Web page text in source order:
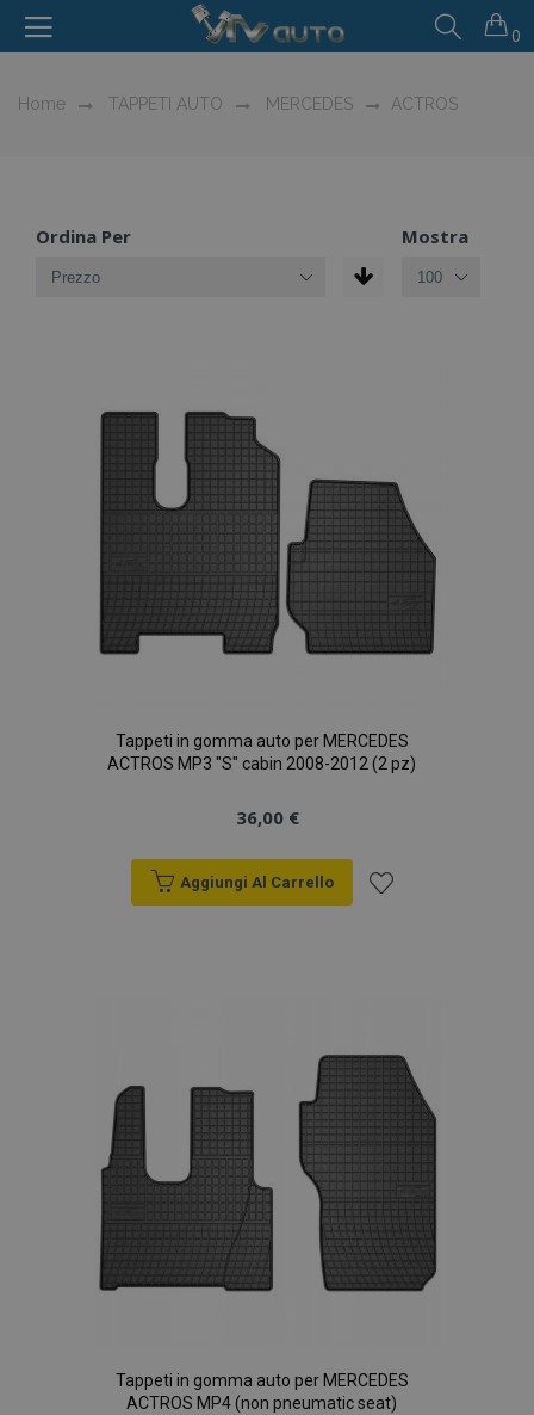
0
Home TAPPETI AUTO MERCEDES ACTROS
Ordina Per Mostra
Tappeti in gomma auto per MERCEDES
ACTROS MP3 "S" cabin 2008-2012 (2 pz)
36,00 €
Aggiungi Al Carrello
desideri
Tappeti in gomma auto per MERCEDES
ACTROS MP4 (non pneumatic seat)